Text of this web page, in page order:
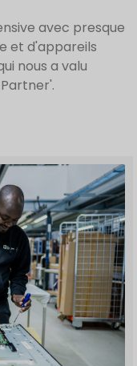
avec presque
et d'appareils
nous a valu